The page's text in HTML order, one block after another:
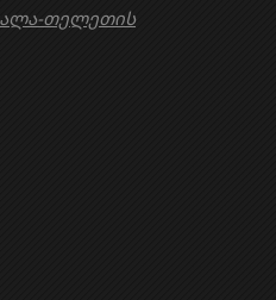
თელეთის